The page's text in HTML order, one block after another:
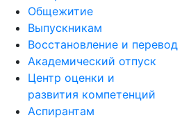
Общежитие
Выпускникам
Восстановление и перевод
Академический отпуск
Центр оценки и
развития компетенций
Аспирантам